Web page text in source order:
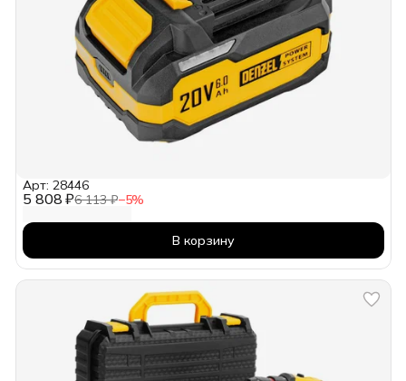
5 808 ₽6 113 ₽−5%
Арт: 28446
В корзину